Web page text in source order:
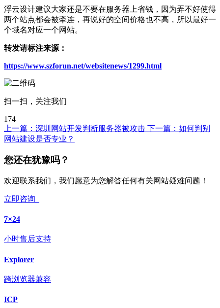
浮云设计建议大家还是不要在服务器上省钱，因为弄不好使得
两个站点都会被牵连，再说好的空间价格也不高，所以最好一
个域名对应一个网站。
转发请标注来源：
https://www.szforun.net/websitenews/1299.html
扫一扫，关注我们
174
上一篇： 深圳网站开发判断服务器被攻击 下一篇： 如何判别
网站建设是否专业？
您还在犹豫吗？
欢迎联系我们，我们愿意为您解答任何有关网站疑难问题！
立即咨询
7×24
小时售后支持
Explorer
跨浏览器兼容
ICP